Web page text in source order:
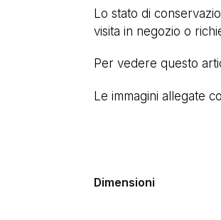
Lo stato di
visita in negozio o
Per vedere questo
Le immagini allegate
Dimensioni